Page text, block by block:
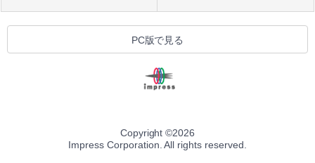
PC版で見る
Copyright ©2026
Impress Corporation. All rights reserved.